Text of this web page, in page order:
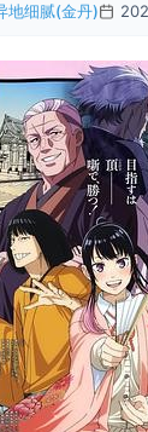
地细腻(金丹)